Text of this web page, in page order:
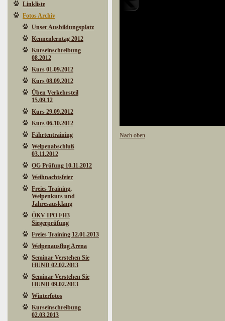
Linkliste
Fotos Archiv
Unser Ausbildungsplatz
Kennenlerntag 2012
Kurseinschreibung
08.2012
Kurs 01.09.2012
Kurs 08.09.2012
Üben Verkehrsteil
15.09.12
Kurs 29.09.2012
Kurs 06.10.2012
Fährtentraining
Welpenabschluß
03.11.2012
OG Prüfung 10.11.2012
Weihnachtsfeier
Freies Training,
Welpenkurs und
Jahresausklang
ÖKV IPO FH3
Siegerprüfung
Freies Training 12.01.2013
Welpenausflug Arena
Seminar Verstehen Sie
HUND 02.02.2013
Seminar Verstehen Sie
HUND 09.02.2013
Winterfotos
Kurseinschreibung
02.03.2013
Nach oben